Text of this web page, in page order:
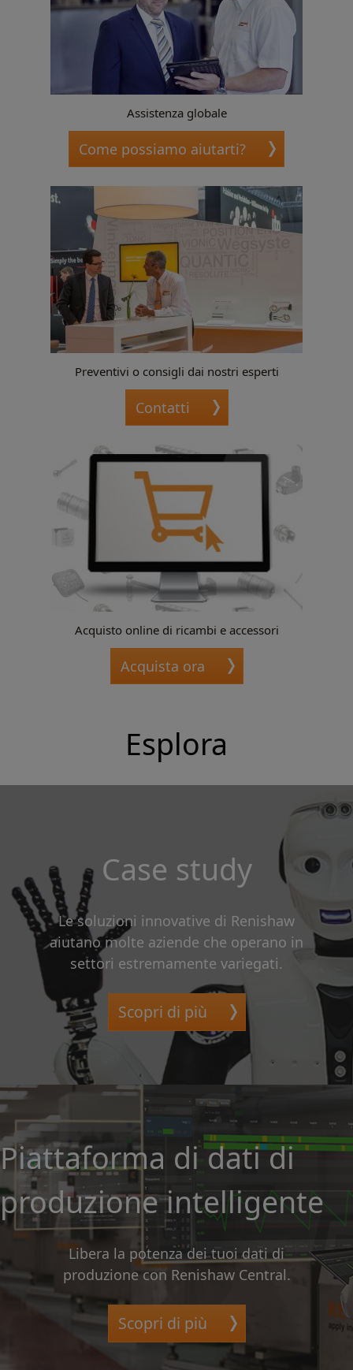
Assistenza globale
Come possiamo aiutarti?
Preventivi o consigli dai nostri esperti
Contatti
Acquisto online di ricambi e accessori
Acquista ora
Esplora
Case study
Le soluzioni innovative di Renishaw
aiutano molte aziende che operano in
settori estremamente variegati.
Scopri di più
Piattaforma di dati di
produzione intelligente
Libera la potenza dei tuoi dati di
produzione con Renishaw Central.
Scopri di più